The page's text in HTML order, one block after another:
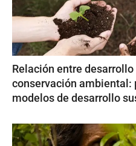
Relación entre
conservación
modelos de desarrollo